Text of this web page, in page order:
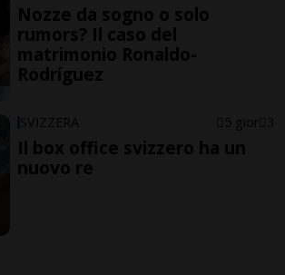
Nozze da sogno o solo
rumors? Il caso del
matrimonio Ronaldo-
Rodríguez
SVIZZERA 5 gior 3
Il box office svizzero ha un
nuovo re